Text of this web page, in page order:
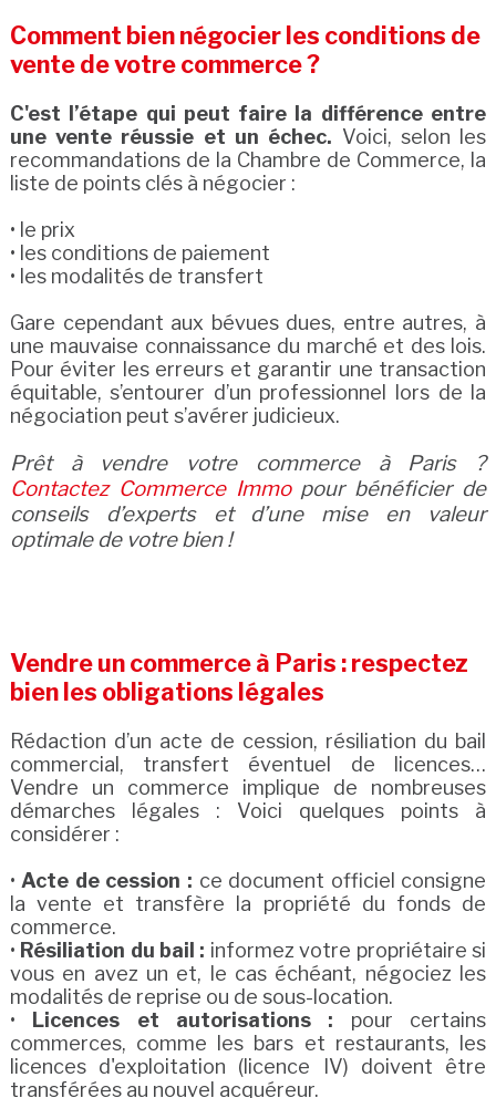
Comment bien négocier les conditions de
vente de votre commerce ?
C'est l’étape qui peut faire la différence entre
une vente réussie et un échec. Voici, selon les
recommandations de la Chambre de Commerce, la
liste de points clés à négocier :
• le prix
• les conditions de paiement
• les modalités de transfert
Gare cependant aux bévues dues, entre autres, à
une mauvaise connaissance du marché et des lois.
Pour éviter les erreurs et garantir une transaction
équitable, s’entourer d’un professionnel lors de la
négociation peut s’avérer judicieux.
Prêt à vendre votre commerce à Paris ?
Contactez Commerce Immopour bénéficier de
conseils d’experts et d’une mise en valeur
optimale de votre bien !
Vendre un commerce à Paris : respectez
bien les obligations légales
Rédaction d’un acte de cession, résiliation du bail
commercial, transfert éventuel de licences…
Vendre un commerce implique de nombreuses
démarches légales : Voici quelques points à
considérer :
• Acte de cession : ce document officiel consigne
la vente et transfère la propriété du fonds de
commerce.
• Résiliation du bail : informez votre propriétaire si
vous en avez un et, le cas échéant, négociez les
modalités de reprise ou de sous-location.
• Licences et autorisations : pour certains
commerces, comme les bars et restaurants, les
licences d'exploitation (licence IV) doivent être
transférées au nouvel acquéreur.